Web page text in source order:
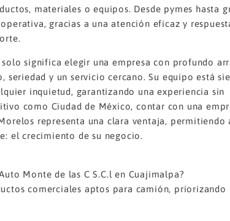
materiales o equipos. Desde pymes hasta
gracias a una atención eficaz y
significa elegir una empresa con profundo
seriedad y un servicio cercano. Su equipo está
inquietud, garantizando una experiencia sin
como Ciudad de México, contar con una
representa una clara ventaja, permitiendo
el crecimiento de su negocio.
Monte de las C S.C.l en Cuajimalpa?
comerciales aptos para camión, priorizando